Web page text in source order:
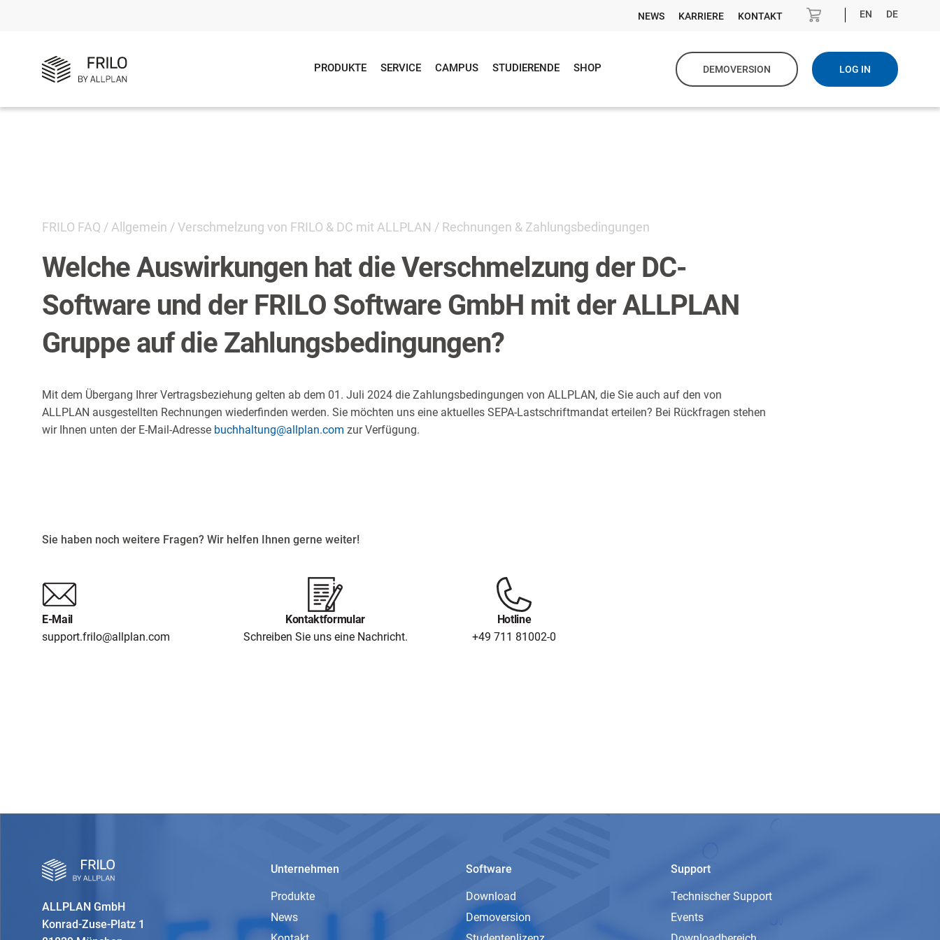
NEWS KARRIERE KONTAKT EN DE
PRODUKTE SERVICE CAMPUS STUDIERENDE SHOP DEMOVERSION LOG IN
FRILO FAQ / Allgemein /Verschmelzung von FRILO & DC mit ALLPLAN / Rechnungen & Zahlungsbedingungen
Welche Auswirkungen hat die Verschmelzung der DC-
Software und der FRILO Software GmbH mit der ALLPLAN
Gruppe auf die Zahlungsbedingungen?
Mit dem Übergang Ihrer Vertragsbeziehung gelten ab dem 01. Juli 2024 die Zahlungsbedingungen von ALLPLAN, die Sie auch auf den von
ALLPLAN ausgestellten Rechnungen wiederfinden werden. Sie möchten uns eine aktuelles SEPA-Lastschriftmandat erteilen? Bei Rückfragen stehen
wir Ihnen unten der E-Mail-Adresse buchhaltung@allplan.com zur Verfügung.
Sie haben noch weitere Fragen? Wir helfen Ihnen gerne weiter!
E-Mail
support.frilo@allplan.com
Kontaktformular
Schreiben Sie uns eine Nachricht.
Hotline
+49 711 81002-0
ALLPLAN GmbH
Konrad-Zuse-Platz 1
Unternehmen
Produkte
News
Software
Download
Demoversion
Support
Technischer Support
Events